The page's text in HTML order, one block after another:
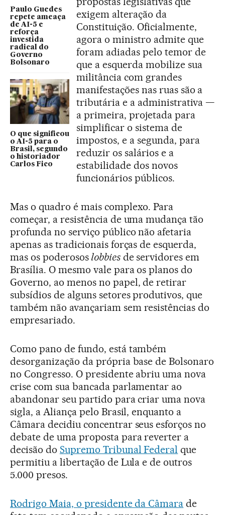
Paulo Guedes
repete ameaça
de AI-5 e
reforça
investida
radical do
Governo
Bolsonaro
O que significou
o AI-5 para o
Brasil, segundo
o historiador
Carlos Fico
exigem alteração da
Constituição. Oficialmente,
agora o ministro admite que
foram adiadas pelo temor de
que a esquerda mobilize sua
militância com grandes
manifestações nas ruas são a
tributária e a administrativa —
a primeira, projetada para
simplificar o sistema de
impostos, e a segunda, para
reduzir os salários e a
estabilidade dos novos
funcionários públicos.
Mas o quadro é mais complexo. Para
começar, a resistência de uma mudança tão
profunda no serviço público não afetaria
apenas as tradicionais forças de esquerda,
mas os poderososlobbiesde servidores em
Brasília. O mesmo vale para os planos do
Governo, ao menos no papel, de retirar
subsídios de alguns setores produtivos, que
também não avançariam sem resistências do
empresariado.
Como pano de fundo, está também
desorganização da própria base de Bolsonaro
no Congresso. O presidente abriu uma nova
crise com sua bancada parlamentar ao
abandonar seu partido para criar uma nova
sigla, a Aliança pelo Brasil, enquanto a
Câmara decidiu concentrar seus esforços no
debate de uma proposta para reverter a
decisão do Supremo Tribunal Federal que
permitiu a libertação de Lula e de outros
5.000 presos.
Rodrigo Maia, o presidente da Câmara de